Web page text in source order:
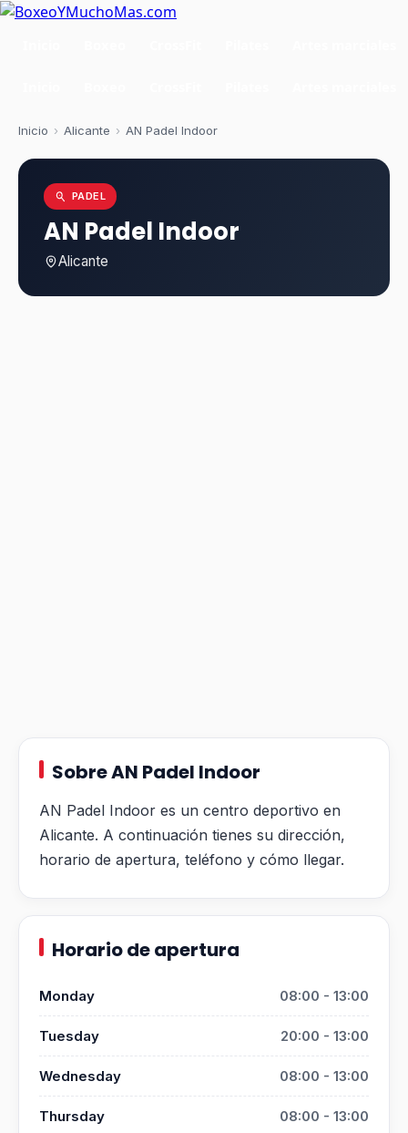
Inicio › Alicante › AN Padel Indoor
PADEL
AN Padel Indoor
Alicante
Sobre AN Padel Indoor
AN Padel Indoor es un centro deportivo en
Alicante. A continuación tienes su dirección,
horario de apertura, teléfono y cómo llegar.
Horario de apertura
Monday 08:00 - 13:00
Tuesday 20:00 - 13:00
Wednesday 08:00 - 13:00
Thursday 08:00 - 13:00